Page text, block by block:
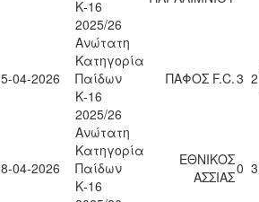
Κ-16
2025/26
04-2026
Ανώτατη
Κατηγορία
Παίδων
Κ-16
2025/26
ΠΑΦΟΣ F.C.3 2
04-2026
Ανώτατη
Κατηγορία
Παίδων
Κ-16
ΕΘΝΙΚΟΣ
ΑΣΣΙΑΣ0 3